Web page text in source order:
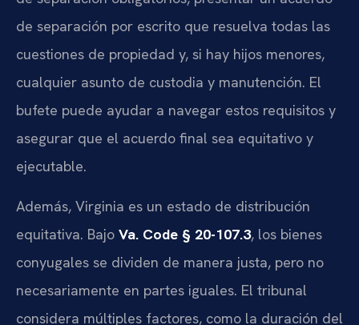
de separación por escrito que resuelva todas las
cuestiones de propiedad y, si hay hijos menores,
cualquier asunto de custodia y manutención. El
bufete puede ayudar a navegar estos requisitos y
asegurar que el acuerdo final sea equitativo y
ejecutable.
Además, Virginia es un estado de distribución
equitativa. Bajo Va. Code § 20-107.3, los bienes
conyugales se dividen de manera justa, pero no
necesariamente en partes iguales. El tribunal
considera múltiples factores, como la duración del